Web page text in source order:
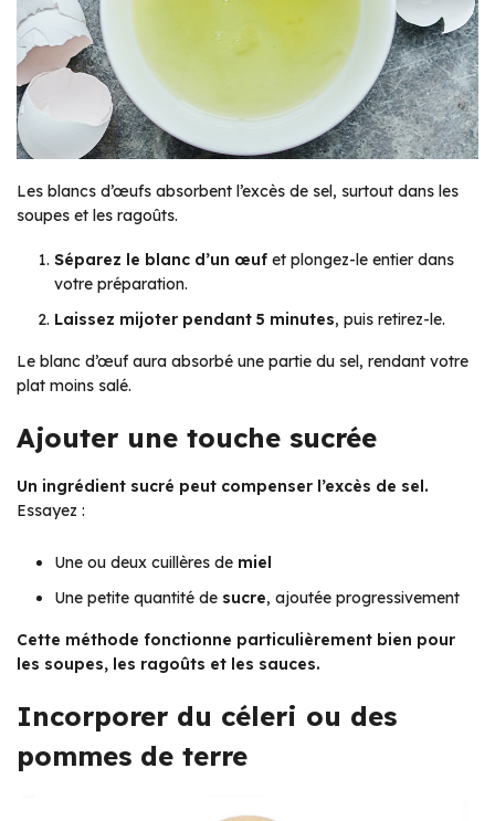
Les blancs d’œufs absorbent l’excès de sel, surtout dans les
soupes et les ragoûts.
Séparez le blanc d’un œuf et plongez-le entier dans
votre préparation.
Laissez mijoter pendant 5 minutes, puis retirez-le.
Le blanc d’œuf aura absorbé une partie du sel, rendant votre
plat moins salé.
Ajouter une touche sucrée
Un ingrédient sucré peut compenser l’excès de sel.
Essayez :
Une ou deux cuillères de miel
Une petite quantité de sucre, ajoutée progressivement
Cette méthode fonctionne particulièrement bien pour
les soupes, les ragoûts et les sauces.
Incorporer du céleri ou des
pommes de terre